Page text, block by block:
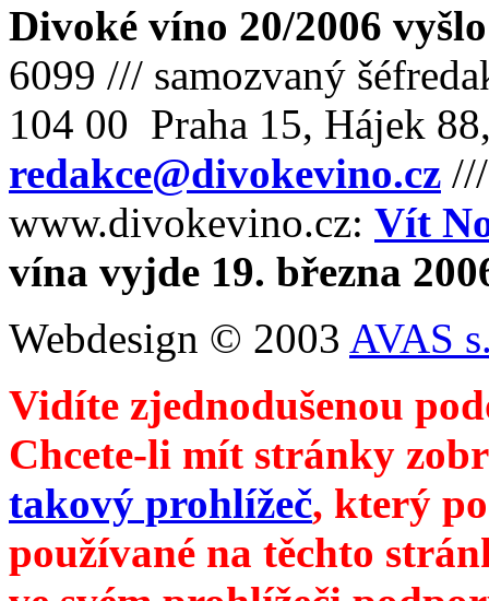
Divoké víno 20/2006
6099 /// samozvaný
104 00 Praha 15, Hájek
redakce@divokevino.cz
www.divokevino.cz: Vít
vína vyjde 19. března
Webdesign © 2003 AVAS
Vidíte zjednodušenou
Chcete-li mít stránky
takový prohlížeč, který
používané na těchto